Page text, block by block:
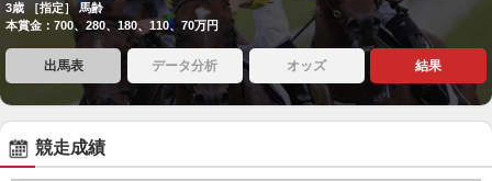
3歳 ［指定］ 馬齢
本賞金：700、280、180、110、70万円
出馬表 データ分析 オッズ 結果
競走成績